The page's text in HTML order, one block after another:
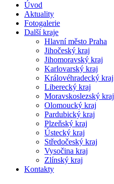
Úvod
Aktuality
Fotogalerie
Další kraje
Hlavní město Praha
Jihočeský kraj
Jihomoravský kraj
Karlovarský kraj
Královéhradecký kraj
Liberecký kraj
Moravskoslezský kraj
Olomoucký kraj
Pardubický kraj
Plzeňský kraj
Ústecký kraj
Středočeský kraj
Vysočina kraj
Zlínský kraj
Kontakty